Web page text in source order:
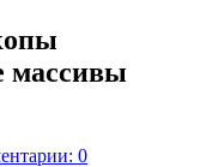
массивы
0